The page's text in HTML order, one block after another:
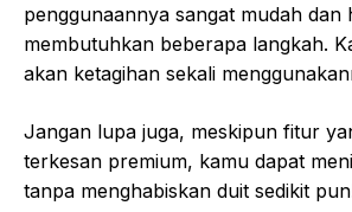
penggunaannya sangat mudah dan
membutuhkan beberapa langkah.
akan ketagihan sekali
Jangan lupa juga, meskipun fitur
terkesan premium, kamu dapat
tanpa menghabiskan duit sedikit